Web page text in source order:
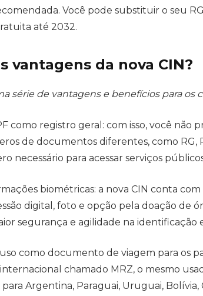
Você pode substituir o seu
até 2032.
vantagens da nova CIN?
série de vantagens e benefícios para os
como registro geral: com isso, você não
de documentos diferentes, como RG,
necessário para acessar serviços
biométricas: a nova CIN conta
digital, foto e opção pela doação de
segurança e agilidade na identificação
como documento de viagem para os
chamado MRZ, o mesmo
Argentina, Paraguai, Uruguai, Bolívia,